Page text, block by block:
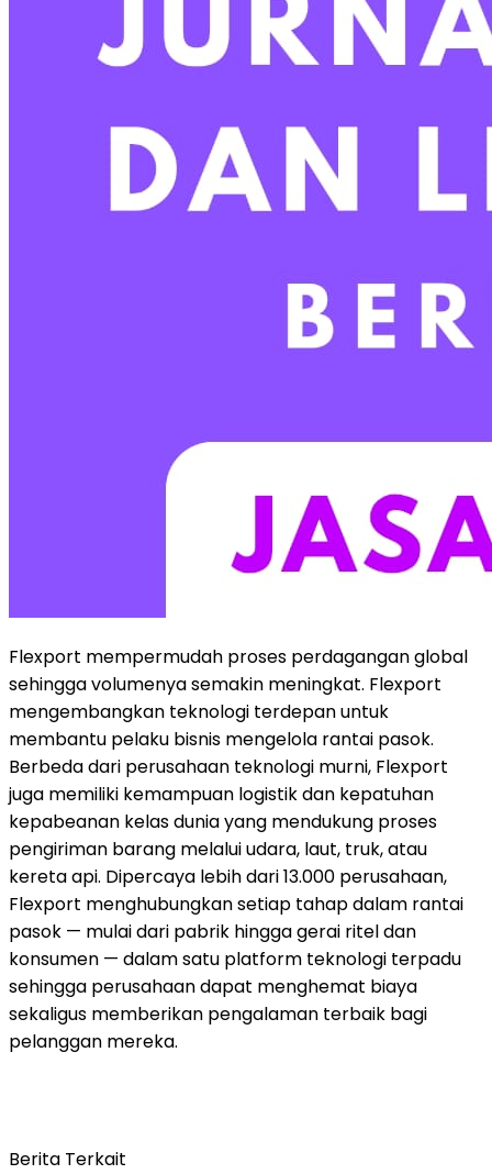
Flexport mempermudah proses perdagangan global
sehingga volumenya semakin meningkat. Flexport
mengembangkan teknologi terdepan untuk
membantu pelaku bisnis mengelola rantai pasok.
Berbeda dari perusahaan teknologi murni, Flexport
juga memiliki kemampuan logistik dan kepatuhan
kepabeanan kelas dunia yang mendukung proses
pengiriman barang melalui udara, laut, truk, atau
kereta api. Dipercaya lebih dari 13.000 perusahaan,
Flexport menghubungkan setiap tahap dalam rantai
pasok — mulai dari pabrik hingga gerai ritel dan
konsumen — dalam satu platform teknologi terpadu
sehingga perusahaan dapat menghemat biaya
sekaligus memberikan pengalaman terbaik bagi
pelanggan mereka.
Berita Terkait